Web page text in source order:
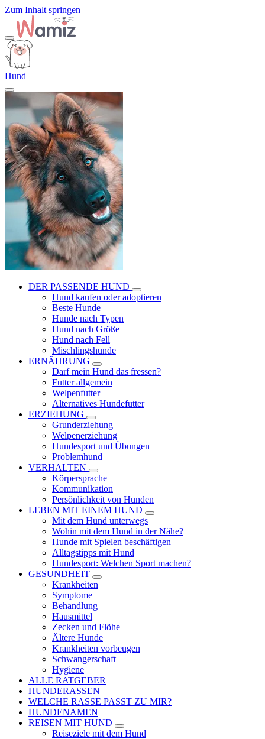
Zum Inhalt springen
Hund
DER PASSENDE HUND
Hund kaufen oder adoptieren
Beste Hunde
Hunde nach Typen
Hund nach Größe
Hund nach Fell
Mischlingshunde
ERNÄHRUNG
Darf mein Hund das fressen?
Futter allgemein
Welpenfutter
Alternatives Hundefutter
ERZIEHUNG
Grunderziehung
Welpenerziehung
Hundesport und Übungen
Problemhund
VERHALTEN
Körpersprache
Kommunikation
Persönlichkeit von Hunden
LEBEN MIT EINEM HUND
Mit dem Hund unterwegs
Wohin mit dem Hund in der Nähe?
Hunde mit Spielen beschäftigen
Alltagstipps mit Hund
Hundesport: Welchen Sport machen?
GESUNDHEIT
Krankheiten
Symptome
Behandlung
Hausmittel
Zecken und Flöhe
Ältere Hunde
Krankheiten vorbeugen
Schwangerschaft
Hygiene
ALLE RATGEBER
HUNDERASSEN
WELCHE RASSE PASST ZU MIR?
HUNDENAMEN
REISEN MIT HUND
Reiseziele mit dem Hund